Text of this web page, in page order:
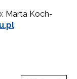
Marta Koch-